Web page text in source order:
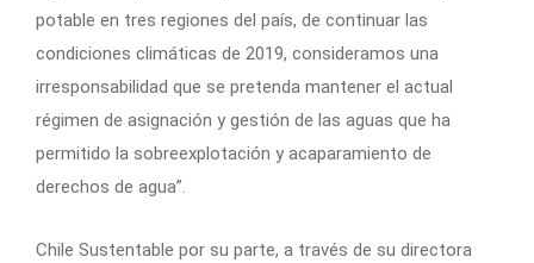
potable en tres regiones del país, de continuar las
condiciones climáticas de 2019, consideramos una
irresponsabilidad que se pretenda mantener el actual
régimen de asignación y gestión de las aguas que ha
permitido la sobreexplotación y acaparamiento de
derechos de agua”.
Chile Sustentable por su parte, a través de su directora